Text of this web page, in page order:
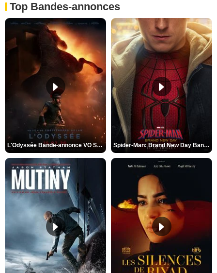
Top Bandes-annonces
L'Odyssée Bande-annonce VO STFR Spider-Man: Brand New Day Bande-annonce VO STFR